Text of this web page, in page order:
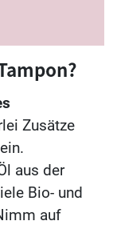
Zusätze
aus der
Bio- und
auf